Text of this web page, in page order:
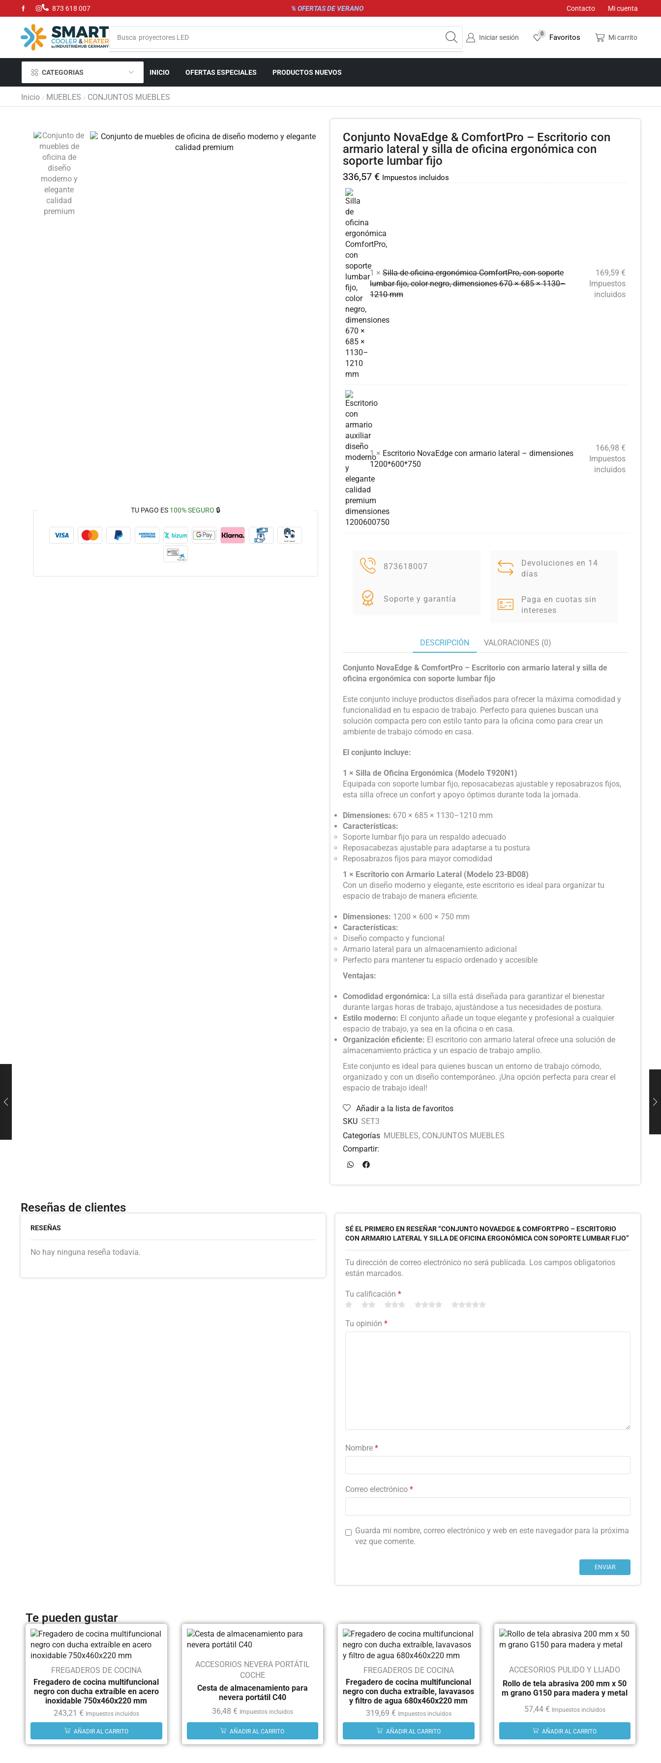
873 618 007 % OFERTAS DE VERANO Contacto Mi cuenta
Busca proyectores LED Iniciar sesión 0 Favoritos Mi carrito
CATEGORIAS INICIO OFERTAS ESPECIALES PRODUCTOS NUEVOS
Inicio / MUEBLES / CONJUNTOS MUEBLES
TU PAGO ES 100% SEGURO 🔒
Conjunto NovaEdge & ComfortPro – Escritorio con
armario lateral y silla de oficina ergonómica con
soporte lumbar fijo
336,57 € Impuestos incluidos
1 × Silla de oficina ergonómica ComfortPro, con soporte
lumbar fijo, color negro, dimensiones 670 × 685 × 1130–
1210 mm
169,59 €
Impuestos
incluidos
1 × Escritorio NovaEdge con armario lateral – dimensiones
1200*600*750
166,98 €
Impuestos
incluidos
873618007
Soporte y garantía
Devoluciones en 14
días
Paga en cuotas sin
intereses
DESCRIPCIÓN VALORACIONES (0)
Conjunto NovaEdge & ComfortPro – Escritorio con armario lateral y silla de
oficina ergonómica con soporte lumbar fijo
Este conjunto incluye productos diseñados para ofrecer la máxima comodidad y
funcionalidad en tu espacio de trabajo. Perfecto para quienes buscan una
solución compacta pero con estilo tanto para la oficina como para crear un
ambiente de trabajo cómodo en casa.
El conjunto incluye:
1 × Silla de Oficina Ergonómica (Modelo T920N1)
Equipada con soporte lumbar fijo, reposacabezas ajustable y reposabrazos fijos,
esta silla ofrece un confort y apoyo óptimos durante toda la jornada.
Dimensiones: 670 × 685 × 1130–1210 mm
Características:
Soporte lumbar fijo para un respaldo adecuado
Reposacabezas ajustable para adaptarse a tu postura
Reposabrazos fijos para mayor comodidad
1 × Escritorio con Armario Lateral (Modelo 23-BD08)
Con un diseño moderno y elegante, este escritorio es ideal para organizar tu
espacio de trabajo de manera eficiente.
Dimensiones: 1200 × 600 × 750 mm
Características:
Diseño compacto y funcional
Armario lateral para un almacenamiento adicional
Perfecto para mantener tu espacio ordenado y accesible
Ventajas:
Comodidad ergonómica: La silla está diseñada para garantizar el bienestar
durante largas horas de trabajo, ajustándose a tus necesidades de postura.
Estilo moderno: El conjunto añade un toque elegante y profesional a cualquier
espacio de trabajo, ya sea en la oficina o en casa.
Organización eficiente: El escritorio con armario lateral ofrece una solución de
almacenamiento práctica y un espacio de trabajo amplio.
Este conjunto es ideal para quienes buscan un entorno de trabajo cómodo,
organizado y con un diseño contemporáneo. ¡Una opción perfecta para crear el
espacio de trabajo ideal!
Añadir a la lista de favoritos
SKU SET3
Categorías MUEBLES, CONJUNTOS MUEBLES
Compartir:
Reseñas de clientes
RESEÑAS
No hay ninguna reseña todavía.
SÉ EL PRIMERO EN RESEÑAR “CONJUNTO NOVAEDGE & COMFORTPRO – ESCRITORIO
CON ARMARIO LATERAL Y SILLA DE OFICINA ERGONÓMICA CON SOPORTE LUMBAR FIJO”
Tu dirección de correo electrónico no será publicada. Los campos obligatorios
están marcados.
Tu calificación *
Tu opinión *
Nombre *
Correo electrónico *
Guarda mi nombre, correo electrónico y web en este navegador para la próxima
vez que comente.
Te pueden gustar
FREGADEROS DE COCINA
Fregadero de cocina multifuncional
negro con ducha extraíble en acero
inoxidable 750x460x220 mm
243,21 € Impuestos incluidos
AÑADIR AL CARRITO
ACCESORIOS NEVERA PORTÁTIL
COCHE
Cesta de almacenamiento para
nevera portátil C40
36,48 € Impuestos incluidos
AÑADIR AL CARRITO
FREGADEROS DE COCINA
Fregadero de cocina multifuncional
negro con ducha extraíble, lavavasos
y filtro de agua 680x460x220 mm
319,69 € Impuestos incluidos
AÑADIR AL CARRITO
ACCESORIOS PULIDO Y LIJADO
Rollo de tela abrasiva 200 mm x 50
m grano G150 para madera y metal
57,44 € Impuestos incluidos
AÑADIR AL CARRITO